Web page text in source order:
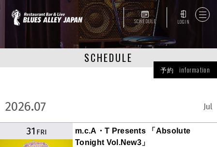
SCHEDULE LOGIN
SCHEDULE
予約 information
2026.07 Jul
31 FRI
m.c.A・T Presents 「Absolute
Tonight Vol.New3」